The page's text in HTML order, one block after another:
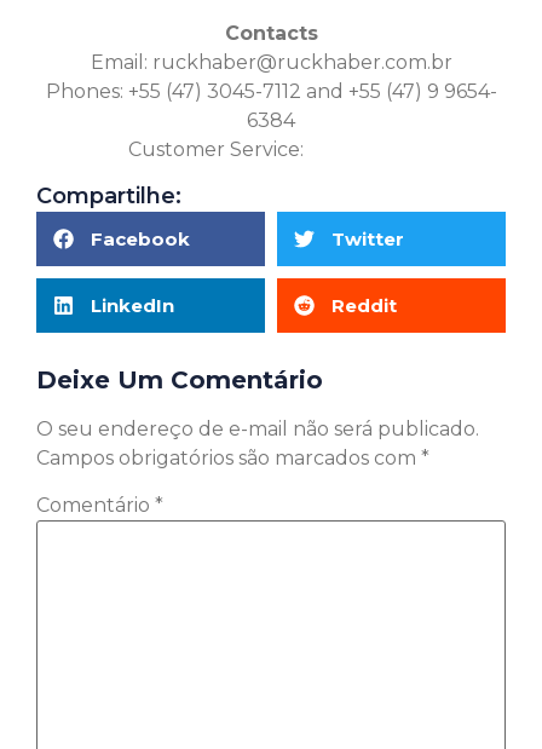
Contacts
Email: ruckhaber@ruckhaber.com.br
Phones: +55 (47) 3045-7112 and +55 (47) 9 9654-
6384
Customer Service:
Compartilhe:
Facebook Twitter
LinkedIn Reddit
Deixe Um Comentário
O seu endereço de e-mail não será publicado.
Campos obrigatórios são marcados com *
Comentário *